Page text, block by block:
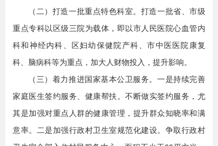
（二）打造一批重点特色科室。打造一批省、市级
重点专科以区级三院为载体，即以市人民医院心血管内
科和神经内科、区妇幼保健院产科、市中医医院康复
科、脑病科等为重点，加大人财物投入，提升影响。
（三）着力推进国家基本公卫服务。一是持续完善
家庭医生签约服务、健康帮扶。不断做实签约服务，尤
其是加强对重点人群的健康管理，提升群众知晓率和满
意率。二是加强行政村卫生室规范化建设。争取行政村